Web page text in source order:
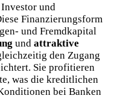
und
Finanzierungsform
und Fremdkapital
und attraktive
den Zugang
Sie profitieren
was die kreditlichen
bei Banken